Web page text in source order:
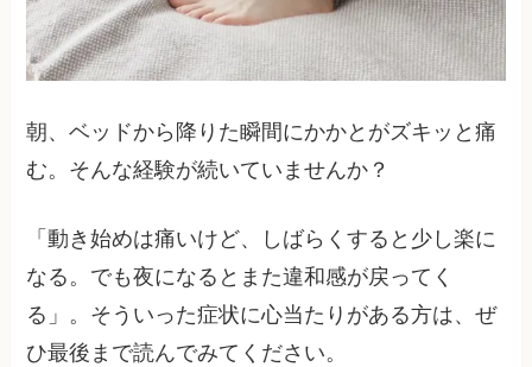
朝、ベッドから降りた瞬間にかかとがズキッと痛
む。そんな経験が続いていませんか？
「動き始めは痛いけど、しばらくすると少し楽に
なる。でも夜になるとまた違和感が戻ってく
る」。そういった症状に心当たりがある方は、ぜ
ひ最後まで読んでみてください。